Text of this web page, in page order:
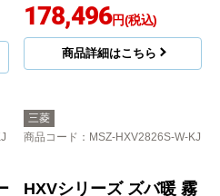
商品詳細はこちら
三菱
商品コード ：MSZ-NXV2826S-W-KJ